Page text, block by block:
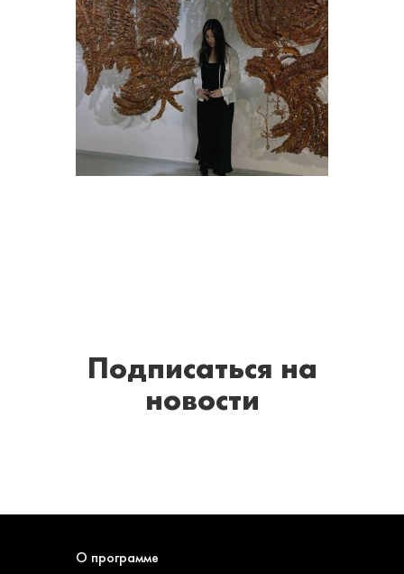
Подписаться на
новости
О программе